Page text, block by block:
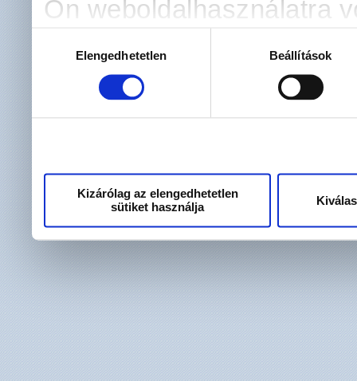
Ön weboldalhasználatra
amelyeket Ön adott meg
használt más
kiválasztásaElengedhetetlen Beállítások
Kizárólag az elengedhetetlen
sütiket használja